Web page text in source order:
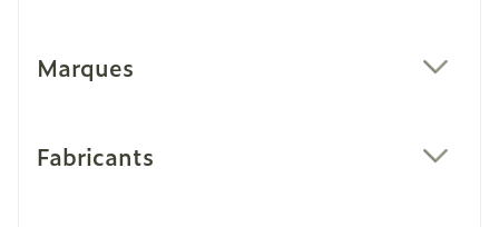
Marques
Fabricants